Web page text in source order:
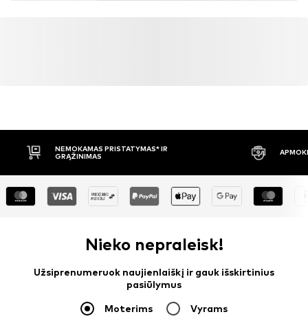
NEMOKAMAS PRISTATYMAS* IR
GRĄŽINIMAS
Nieko nepraleisk!
Užsiprenumeruok naujienlaiškį ir gauk išskirtinius
pasiūlymus
Moterims Vyrams